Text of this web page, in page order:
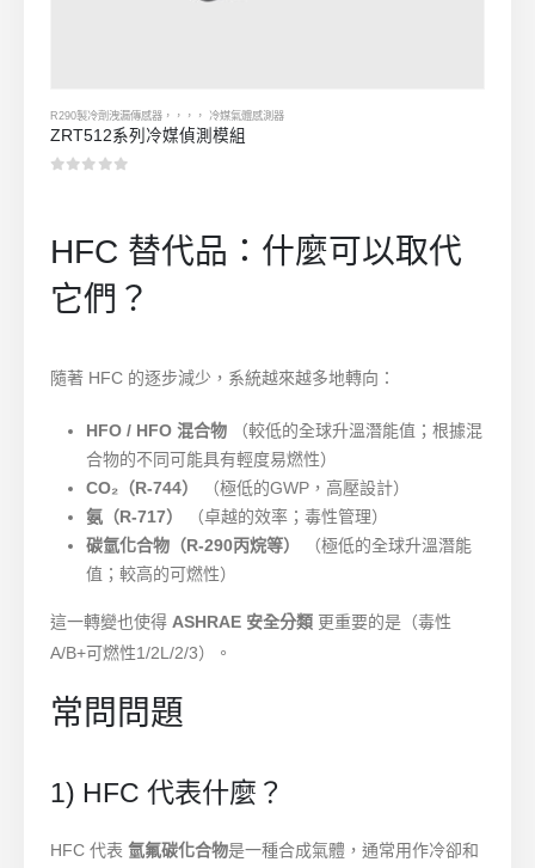
R290製冷劑洩漏傳感器 ，，，， 冷媒氣體感測器
ZRT512系列冷媒偵測模組
HFC 替代品：什麼可以取代
它們？
隨著 HFC 的逐步減少，系統越來越多地轉向：
HFO / HFO 混合物（較低的全球升溫潛能值；根據混
合物的不同可能具有輕度易燃性）
CO₂（R-744）
（極低的GWP，高壓設計）
氨（R-717）
（卓越的效率；毒性管理）
碳氫化合物（R-290丙烷等）
（極低的全球升溫潛能
值；較高的可燃性）
這一轉變也使得 ASHRAE 安全分類 更重要的是（毒性
A/B+可燃性1/2L/2/3）。
常問問題
1) HFC 代表什麼？
HFC 代表氫氟碳化合物是一種合成氣體，通常用作冷卻和